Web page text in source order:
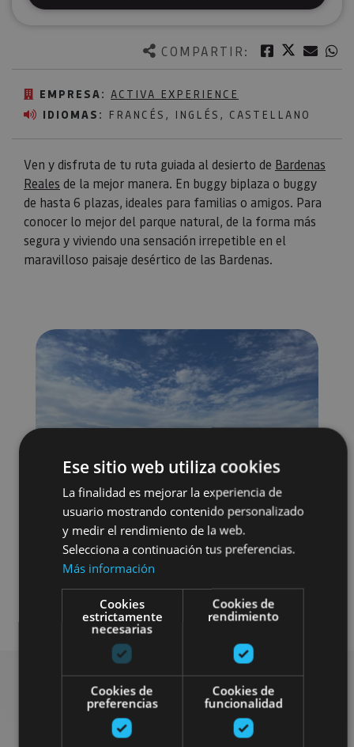
COMPARTIR: Facebook
Twitter
EMPRESA: ACTIVA EXPERIENCE
IDIOMAS: FRANCÉS, INGLÉS, CASTELLANO
Ven y disfruta de tu ruta guiada al desierto de Bardenas
Reales de la mejor manera. En buggy biplaza o buggy
de hasta 6 plazas, ideales para familias o amigos. Para
conocer lo mejor del parque natural, de la forma más
segura y viviendo una sensación irrepetible en el
maravilloso paisaje desértico de las Bardenas.
Visitas guiadas Buggy / quad
Busca más planes
Ese sitio web utiliza cookies
La finalidad es mejorar la experiencia de
usuario mostrando contenido personalizado
y medir el rendimiento de la web.
Selecciona a continuación tus preferencias.
Más información
Cookies
estrictamente
necesarias
Cookies de
rendimiento
Cookies de
preferencias
Cookies de
funcionalidad